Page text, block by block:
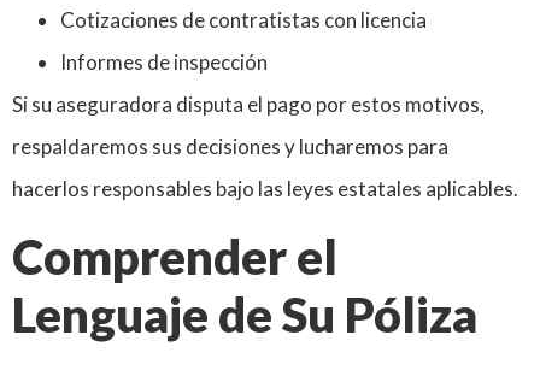
Cotizaciones de contratistas con licencia
Informes de inspección
Si su aseguradora disputa el pago por estos motivos,
respaldaremos sus decisiones y lucharemos para
hacerlos responsables bajo las leyes estatales aplicables.
Comprender el
Lenguaje de Su Póliza